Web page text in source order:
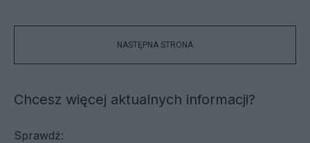
NASTĘPNA STRONA
Chcesz więcej aktualnych informacji?
Sprawdź: